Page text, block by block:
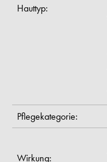
Hauttyp:
Pflegekategorie:
Wirkung: